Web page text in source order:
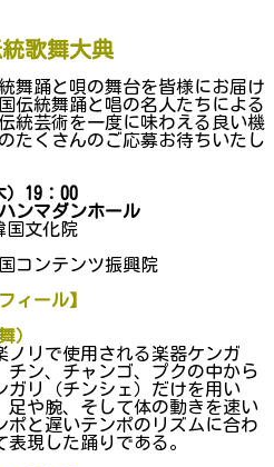
歌舞大典
舞踊と唄の舞台を皆様にお届け
伝統舞踊と唱の名人たちによる
統芸術を一度に味わえる良い機
たくさんのご応募お待ちいたし
）19：00
ンマダンホール
国文化院
コンテンツ振興院
ィール】
）
ノリで使用される楽器ケンガ
チン、チャンゴ、プクの中から
ガリ（チンシェ）だけを用い
足や腕、そして体の動きを速い
ポと遅いテンポのリズムに合わ
表現した踊りである。